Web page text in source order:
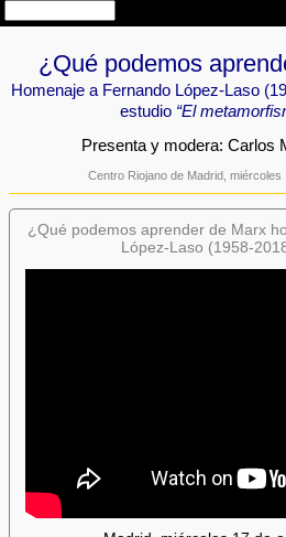
¿Qué podemos
Homenaje a Fernando López-Laso
estudio “El
Presenta y modera: Carlos
Centro Riojano de Madrid,
¿Qué podemos aprender de Marx
López-Laso (1958-